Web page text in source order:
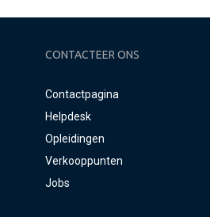
CONTACTEER ONS
Contactpagina
Helpdesk
Opleidingen
Verkooppunten
Jobs